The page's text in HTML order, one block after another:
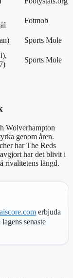
Fotmob
Sports Mole
Sports Mole
Wolverhampton
genom åren.
har The Reds
har det blivit i
rivalitetens längd.
erbjuda
senaste